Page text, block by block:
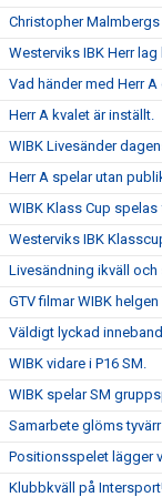
Christopher Malmbergs
Westerviks IBK Herr
Vad händer med Herr
Herr A kvalet är inställt.
WIBK Livesänder
Herr A spelar utan
WIBK Klass Cup
Westerviks IBK
Livesändning ikväll
GTV filmar WIBK
Väldigt lyckad
WIBK vidare i P16 SM.
WIBK spelar SM
Samarbete glöms
Positionsspelet lägger
Klubbkväll på